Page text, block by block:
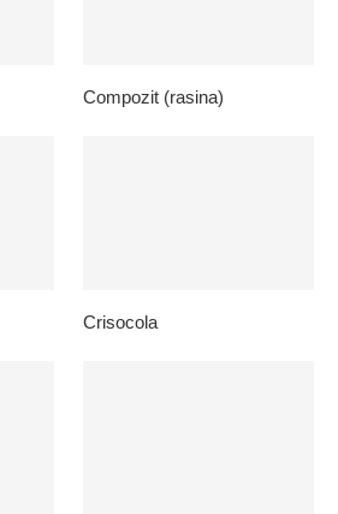
Compozit (rasina)
Crisocola